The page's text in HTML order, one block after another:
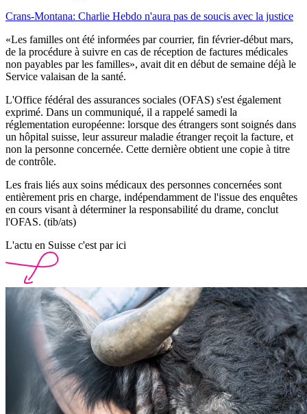
Crans-Montana: Charlie Hebdo n'aura pas de soucis avec la justice
«Les familles ont été informées par courrier, fin février-début mars,
de la procédure à suivre en cas de réception de factures médicales
non payables par les familles», avait dit en début de semaine déjà le
Service valaisan de la santé.
L'Office fédéral des assurances sociales (OFAS) s'est également
exprimé. Dans un communiqué, il a rappelé samedi la
réglementation européenne: lorsque des étrangers sont soignés dans
un hôpital suisse, leur assureur maladie étranger reçoit la facture, et
non la personne concernée. Cette dernière obtient une copie à titre
de contrôle.
Les frais liés aux soins médicaux des personnes concernées sont
entièrement pris en charge, indépendamment de l'issue des enquêtes
en cours visant à déterminer la responsabilité du drame, conclut
l'OFAS. (tib/ats)
L'actu en Suisse c'est par ici